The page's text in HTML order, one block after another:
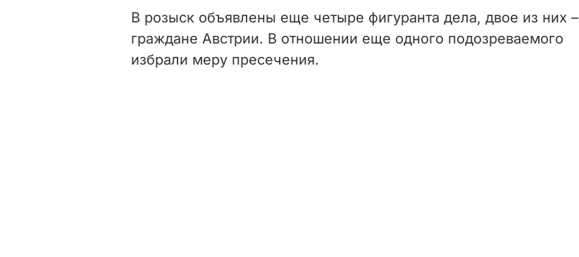
В розыск объявлены еще четыре фигуранта дела, двое из них –
граждане Австрии. В отношении еще одного подозреваемого
избрали меру пресечения.